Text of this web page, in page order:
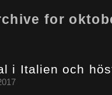
for
i Italien och